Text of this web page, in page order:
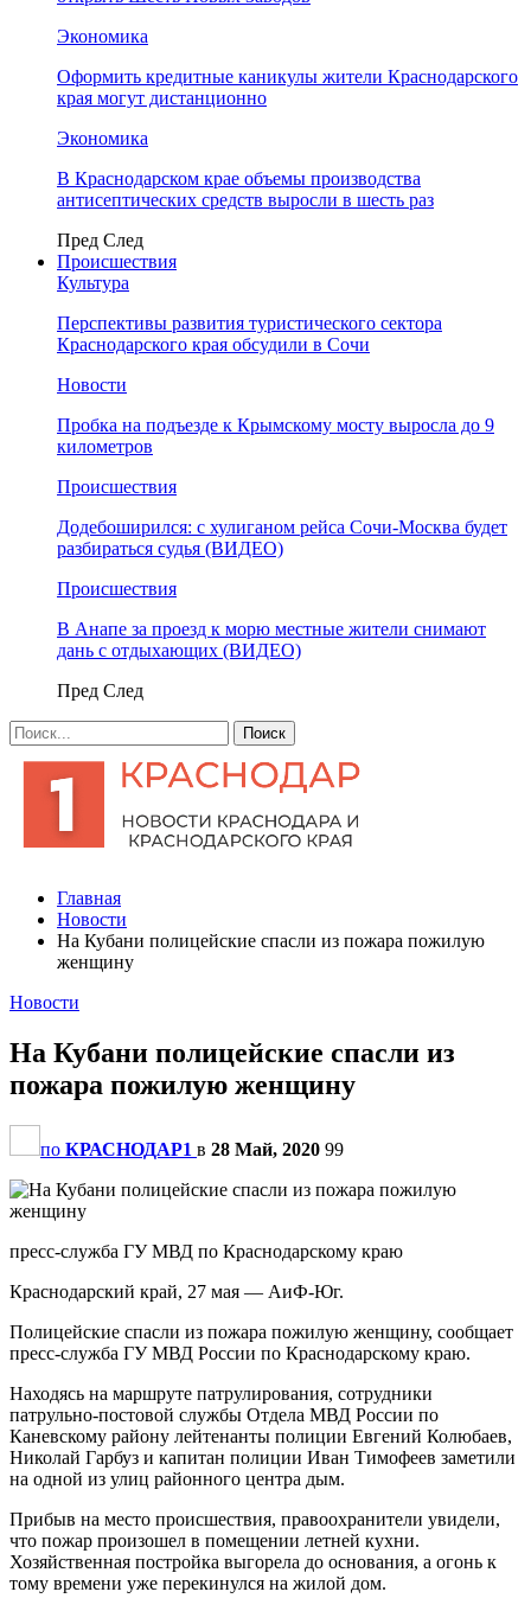
Экономика
Оформить кредитные каникулы жители Краснодарского
края могут дистанционно
Экономика
В Краснодарском крае объемы производства
антисептических средств выросли в шесть раз
Пред След
Происшествия
Культура
Перспективы развития туристического сектора
Краснодарского края обсудили в Сочи
Новости
Пробка на подъезде к Крымскому мосту выросла до 9
километров
Происшествия
Додебоширился: с хулиганом рейса Сочи-Москва будет
разбираться судья (ВИДЕО)
Происшествия
В Анапе за проезд к морю местные жители снимают
дань с отдыхающих (ВИДЕО)
Пред След
Главная
Новости
На Кубани полицейские спасли из пожара пожилую
женщину
Новости
На Кубани полицейские спасли из
пожара пожилую женщину
по КРАСНОДАР1 в 28 Май, 2020 99
пресс-служба ГУ МВД по Краснодарскому краю
Краснодарский край, 27 мая — АиФ-Юг.
Полицейские спасли из пожара пожилую женщину, сообщает
пресс-служба ГУ МВД России по Краснодарскому краю.
Находясь на маршруте патрулирования, сотрудники
патрульно-постовой службы Отдела МВД России по
Каневскому району лейтенанты полиции Евгений Колюбаев,
Николай Гарбуз и капитан полиции Иван Тимофеев заметили
на одной из улиц районного центра дым.
Прибыв на место происшествия, правоохранители увидели,
что пожар произошел в помещении летней кухни.
Хозяйственная постройка выгорела до основания, а огонь к
тому времени уже перекинулся на жилой дом.